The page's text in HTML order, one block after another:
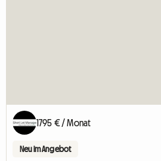
1795 € / Monat
Neu im Angebot